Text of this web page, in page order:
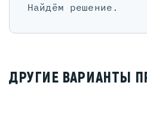
Найдём решение.
ДРУГИЕ ВАРИАНТЫ